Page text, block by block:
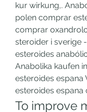
kur wirkung,.
polen comprar
comprar
steroider i sverige
esteroides
Anabolika kaufen
esteroides espana
esteroides espana
To improve